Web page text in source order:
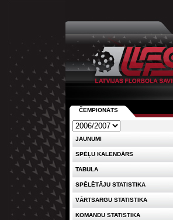
ČEMPIONĀTS
JAUNUMI
SPĒĻU KALENDĀRS
TABULA
SPĒLĒTĀJU STATISTIKA
VĀRTSARGU STATISTIKA
KOMANDU STATISTIKA